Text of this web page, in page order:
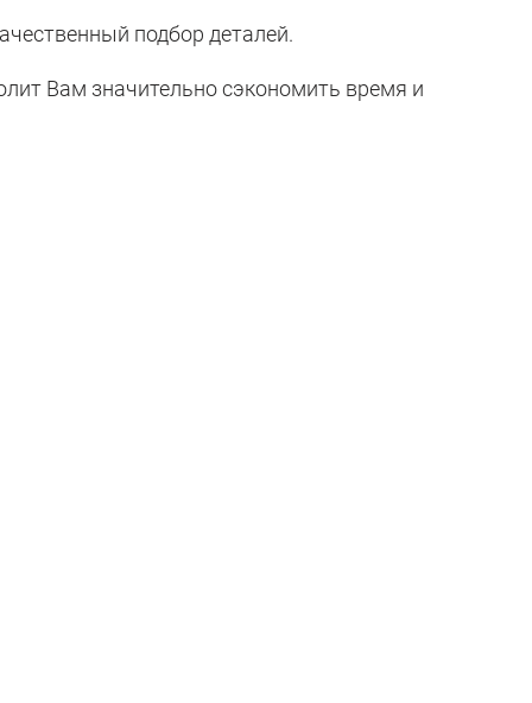
подбор деталей.
Вам значительно сэкономить время и